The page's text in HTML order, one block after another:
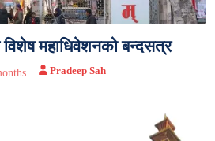
महाधिवेशनको बन्दसत्र
Pradeep Sah